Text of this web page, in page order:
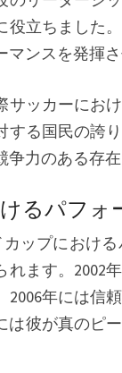
役立ちました
ンスを発揮
サッカーにお
る国民の誇
力のある存
るパフォ
ップにおけ
れます。2002
2006年には信
は彼が真のピ